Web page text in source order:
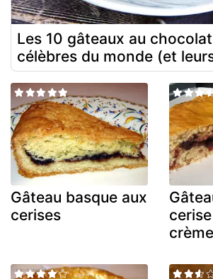
Les 10 gâteaux au
célèbres du monde (et
Gâteau basque aux
cerises
crème